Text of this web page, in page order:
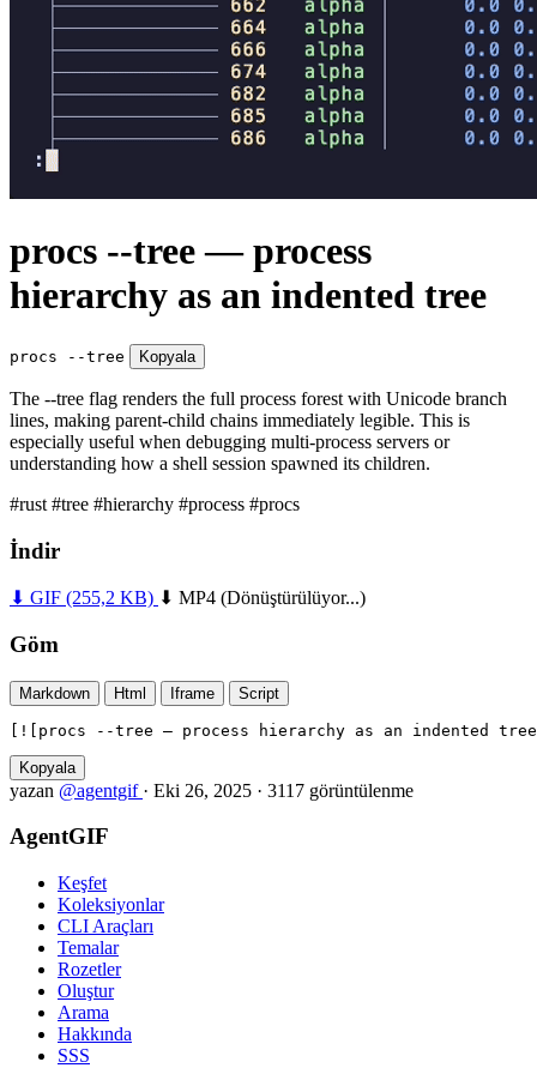
procs --tree — process
hierarchy as an indented tree
procs --tree Kopyala
The --tree flag renders the full process forest with Unicode branch
lines, making parent-child chains immediately legible. This is
especially useful when debugging multi-process servers or
understanding how a shell session spawned its children.
#rust #tree #hierarchy #process #procs
İndir
⬇ GIF (255,2 KB) ⬇ MP4 (Dönüştürülüyor...)
Göm
Markdown Html Iframe Script
[![procs --tree — process hierarchy as an indented
Kopyala
yazan @agentgif · Eki 26, 2025 · 3117 görüntülenme
AgentGIF
Keşfet
Koleksiyonlar
CLI Araçları
Temalar
Rozetler
Oluştur
Arama
Hakkında
SSS